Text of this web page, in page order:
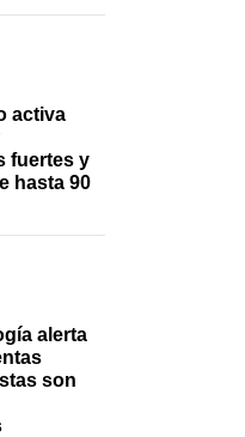
activa
fuertes y
hasta 90
alerta
son